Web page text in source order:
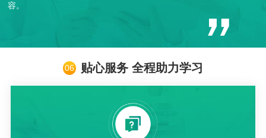
容。
06 贴心服务 全程助力学习